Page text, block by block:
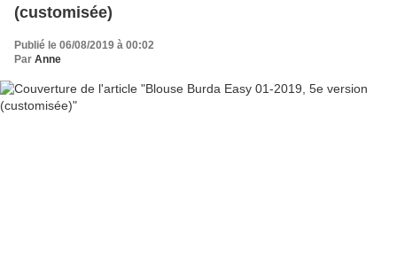
(customisée)
Publié le 06/08/2019 à 00:02
Par Anne